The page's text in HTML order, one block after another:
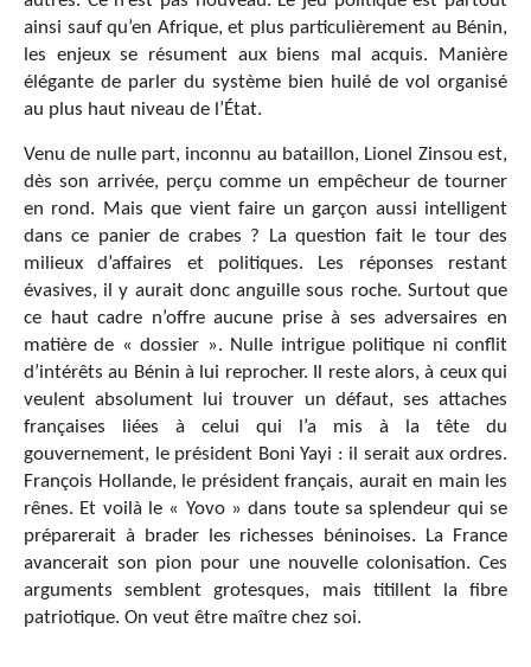
ainsi sauf qu’en Afrique, et plus particulièrement au Bénin,
les enjeux se résument aux biens mal acquis. Manière
élégante de parler du système bien huilé de vol organisé
au plus haut niveau de l’État.
Venu de nulle part, inconnu au bataillon, Lionel Zinsou est,
dès son arrivée, perçu comme un empêcheur de tourner
en rond. Mais que vient faire un garçon aussi intelligent
dans ce panier de crabes ? La question fait le tour des
milieux d’affaires et politiques. Les réponses restant
évasives, il y aurait donc anguille sous roche. Surtout que
ce haut cadre n’offre aucune prise à ses adversaires en
matière de « dossier ». Nulle intrigue politique ni conflit
d’intérêts au Bénin à lui reprocher. Il reste alors, à ceux qui
veulent absolument lui trouver un défaut, ses attaches
françaises liées à celui qui l’a mis à la tête du
gouvernement, le président Boni Yayi : il serait aux ordres.
François Hollande, le président français, aurait en main les
rênes. Et voilà le « Yovo » dans toute sa splendeur qui se
préparerait à brader les richesses béninoises. La France
avancerait son pion pour une nouvelle colonisation. Ces
arguments semblent grotesques, mais titillent la fibre
patriotique. On veut être maître chez soi.